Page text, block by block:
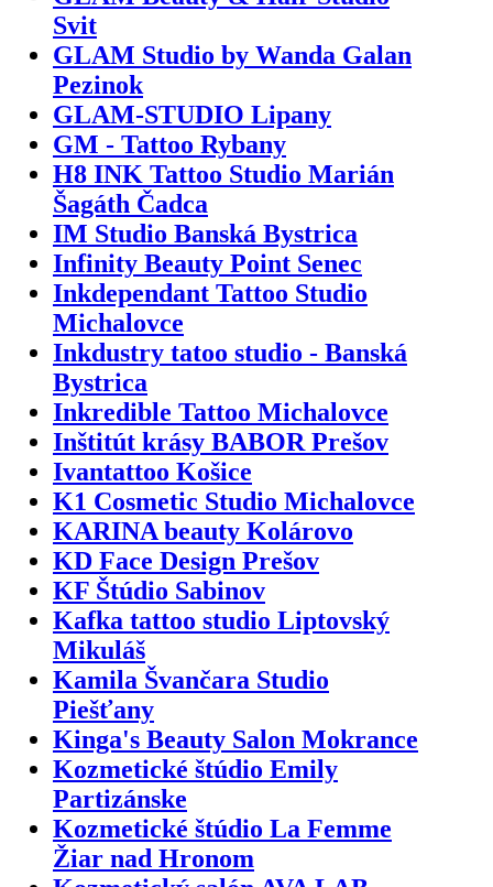
Svit
GLAM Studio by Wanda Galan
Pezinok
GLAM-STUDIO Lipany
GM - Tattoo Rybany
H8 INK Tattoo Studio Marián
Šagáth Čadca
IM Studio Banská Bystrica
Infinity Beauty Point Senec
Inkdependant Tattoo Studio
Michalovce
Inkdustry tatoo studio - Banská
Bystrica
Inkredible Tattoo Michalovce
Inštitút krásy BABOR Prešov
Ivantattoo Košice
K1 Cosmetic Studio Michalovce
KARINA beauty Kolárovo
KD Face Design Prešov
KF Štúdio Sabinov
Kafka tattoo studio Liptovský
Mikuláš
Kamila Švančara Studio
Piešťany
Kinga's Beauty Salon Mokrance
Kozmetické štúdio Emily
Partizánske
Kozmetické štúdio La Femme
Žiar nad Hronom